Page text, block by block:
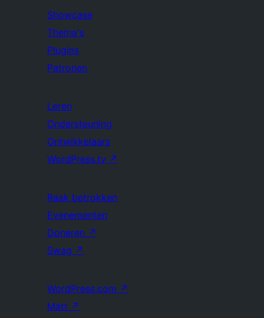
Showcase
Thema's
Plugins
Patronen
Leren
Ondersteuning
Ontwikkelaars
WordPress.tv ↗
Raak betrokken
Evenementen
Doneren ↗
Swag ↗
WordPress.com ↗
Matt ↗